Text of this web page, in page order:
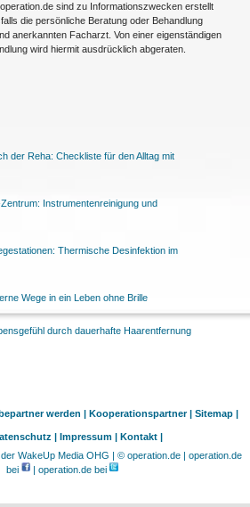
sind zu Informationszwecken erstellt
die persönliche Beratung oder Behandlung
anerkannten Facharzt. Von einer eigenständigen
wird hiermit ausdrücklich abgeraten.
der Reha: Checkliste für den Alltag mit
Instrumentenreinigung und
Thermische Desinfektion im
Wege in ein Leben ohne Brille
durch dauerhafte Haarentfernung
werden | Kooperationspartner | Sitemap |
| Impressum |
Kontakt |
WakeUp Media OHG | © operation.de | operation.de
bei
| operation.de bei